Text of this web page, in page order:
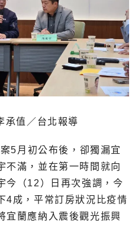
承值／台北報導
5月初公布後，卻獨漏宜
不滿，並在第一時間就向
今（12）日再次強調，今
4成，平常訂房狀況比疫情
宜蘭應納入震後觀光振興